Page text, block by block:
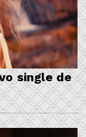
single de